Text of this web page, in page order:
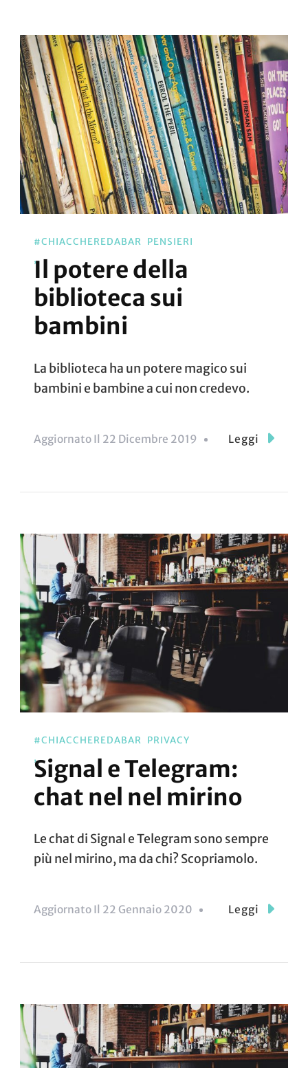
#CHIACCHEREDABAR PENSIERI
Il potere della
biblioteca sui
bambini
La biblioteca ha un potere magico sui
bambini e bambine a cui non credevo.
Aggiornato Il 22 Dicembre 2019 Leggi
#CHIACCHEREDABAR PRIVACY
Signal e Telegram:
chat nel nel mirino
Le chat di Signal e Telegram sono sempre
più nel mirino, ma da chi? Scopriamolo.
Aggiornato Il 22 Gennaio 2020 Leggi